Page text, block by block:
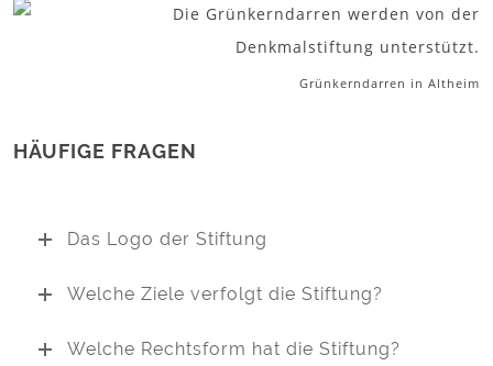
Grünkerndarren in Altheim
HÄUFIGE FRAGEN
Das Logo der Stiftung
Welche Ziele verfolgt die Stiftung?
Welche Rechtsform hat die Stiftung?